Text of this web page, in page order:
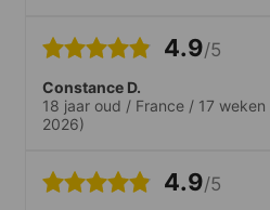
4.9/5
Constance D.
18 jaar oud / France / 17 weken
2026)
4.9/5